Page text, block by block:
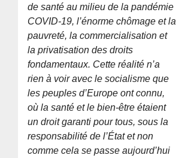
de santé au milieu de la pandémie
COVID-19, l’énorme chômage et la
pauvreté, la commercialisation et
la privatisation des droits
fondamentaux. Cette réalité n’a
rien à voir avec le socialisme que
les peuples d’Europe ont connu,
où la santé et le bien-être étaient
un droit garanti pour tous, sous la
responsabilité de l’État et non
comme cela se passe aujourd’hui